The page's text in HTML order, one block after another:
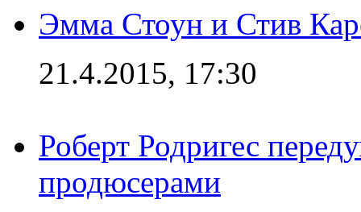
Эмма Стоун и Стив
21.4.2015, 17:30
Роберт Родригес
продюсерами